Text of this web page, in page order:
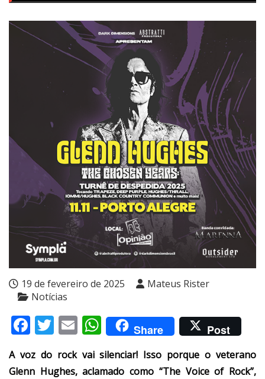
19 de fevereiro de 2025
Mateus Rister
Notícias
Facebook
Twitter
EmailWhatsApp
Share Post
A voz do rock vai silenciar! Isso porque o veterano
Glenn Hughes, aclamado como “The Voice of Rock”,